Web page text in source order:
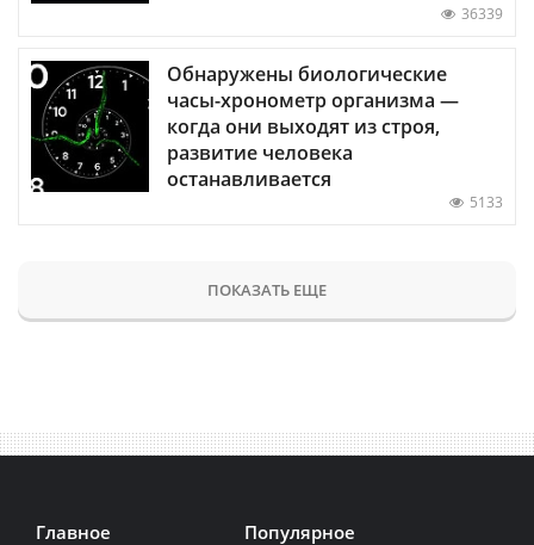
36339
Обнаружены биологические
часы-хронометр организма —
когда они выходят из строя,
развитие человека
останавливается
5133
ПОКАЗАТЬ ЕЩЕ
Главное Популярное